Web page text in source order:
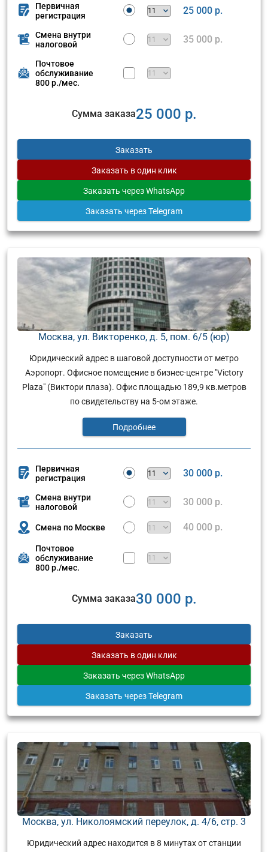
Первичная
регистрация
25 000 р.
Смена внутри
налоговой
35 000 р.
Почтовое
обслуживание
800 р./мес.
Сумма заказа25 000 р.
Заказать
Заказать в один клик
Заказать через WhatsApp
Заказать через Telegram
Москва, ул. Викторенко, д. 5, пом. 6/5 (юр)
Юридический адрес в шаговой доступности от метро
Аэропорт. Офисное помещение в бизнес-центре "Victory
Plaza" (Виктори плаза). Офис площадью 189,9 кв.метров
по свидетельству на 5-ом этаже.
Подробнее
Первичная
регистрация
30 000 р.
Смена внутри
налоговой
30 000 р.
Смена по Москве 40 000 р.
Почтовое
обслуживание
800 р./мес.
Сумма заказа30 000 р.
Заказать
Заказать в один клик
Заказать через WhatsApp
Заказать через Telegram
Москва, ул. Николоямский переулок, д. 4/6, стр. 3
Юридический адрес находится в 8 минутах от станции